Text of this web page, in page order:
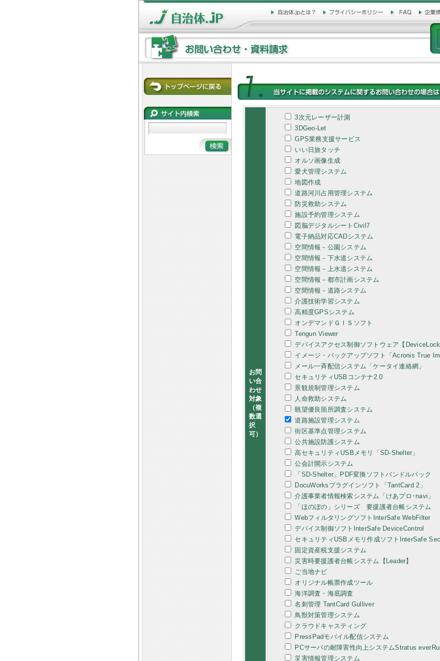
お問
い合
わせ
対象
（複
数選
択
可）
3次元レーザー計測
3DGeo-Let
GPS業務支援サービス
いい日旅タッチ
オルソ画像生成
愛犬管理システム
地図作成
道路河川占用管理システム
防災救助システム
施設予約管理システム
図脳デジタルシートCivil7
電子納品対応CADシステム
空間情報－公園システム
空間情報－下水道システム
空間情報－上水道システム
空間情報－都市計画システム
空間情報－道路システム
介護技術学習システム
高精度GPSシステム
オンデマンドＧＩＳソフト
Tengun Viewer
デバイスアクセス制御ソフトウェア【DeviceLock
イメージ・バックアップソフト「Acronis True
メール一斉配信システム「ケータイ連絡網」
セキュリティUSBコンテナ2.0
景観規制管理システム
人命救助システム
眺望優良箇所調査システム
道路施設管理システム
街区基準点管理システム
公共施設防護システム
高セキュリティUSBメモリ「SD-Shelter」
公会計開示システム
「SD-Shelter」PDF変換ソフトバンドルパック
DocuWorksプラグインソフト「TantCard 2」
介護事業者情報検索システム「けあプロ･navi」
「ほのぼの」シリーズ 要援護者台帳システム
WebフィルタリングソフトInterSafe WebFilter
デバイス制御ソフトInterSafe DeviceControl
セキュリティUSBメモリ作成ソフトInterSafe
固定資産税支援システム
災害時要援護者台帳システム【Leader】
ご当地ナビ
オリジナル帳票作成ツール
海洋調査・海底調査
名刺管理 TantCard Gulliver
鳥獣対策管理システム
クラウドキャスティング
PressPadモバイル配信システム
PCサーバの耐障害性向上システムStratus
災害情報管理システム